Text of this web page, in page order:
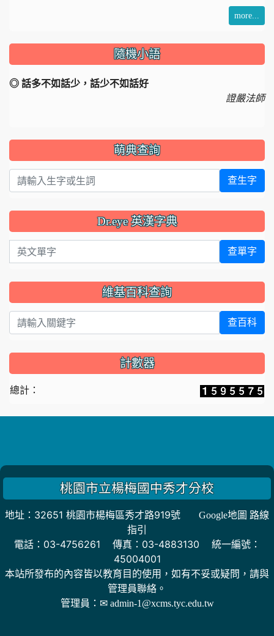
more...
隨機小語
◎ 話多不如話少，話少不如話好
證嚴法師
萌典查詢
查生字
Dr.eye 英漢字典
英文單字 查單字
維基百科查詢
查百科
計數器
總計：
桃園市立楊梅國中秀才分校
地址：32651 桃園市楊梅區秀才路919號
Google地圖 路線
指引
電話：03-4756261 傳真：03-4883130 統一編號：
45004001
本站所發布的內容皆以教育目的使用，如有不妥或疑問，請與
管理員聯絡。
管理員： ✉ admin-1@xcms.tyc.edu.tw